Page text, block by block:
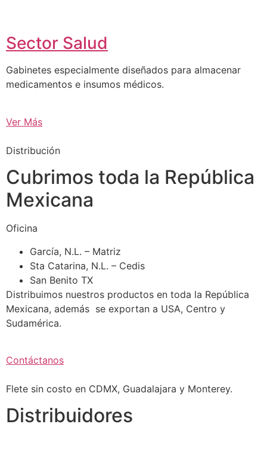
Sector Salud
Gabinetes especialmente diseñados para almacenar
medicamentos e insumos médicos.
Ver Más
Distribución
Cubrimos toda la República
Mexicana
Oficina
García, N.L. – Matriz
Sta Catarina, N.L. – Cedis
San Benito TX
Distribuimos nuestros productos en toda la República
Mexicana, además se exportan a USA, Centro y
Sudamérica.
Contáctanos
Flete sin costo en CDMX, Guadalajara y Monterey.
Distribuidores